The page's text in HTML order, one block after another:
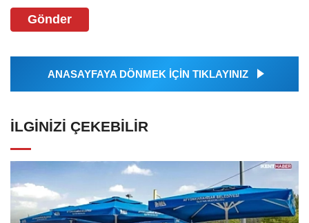
Gönder
ANASAYFAYA DÖNMEK İÇİN TIKLAYINIZ
İLGINIZI ÇEKEBILIR